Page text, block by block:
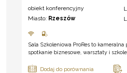
obiekt konferencyjny
Miasto: Rzeszów
Sala Szkoleniowa ProRes to kameralna
spotkanie biznesowe, warsztaty i